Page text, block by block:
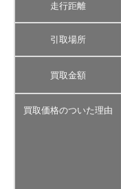
走行距離
引取場所
買取金額
買取価格のついた理由